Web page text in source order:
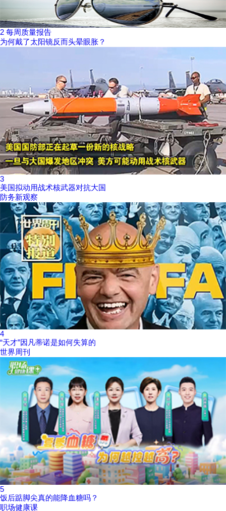
2 每周质量报告
为何戴了太阳镜反而头晕眼胀？
3
美国拟动用战术核武器对抗大国
防务新观察
4
“天才”因凡蒂诺是如何失算的
世界周刊
5
饭后踮脚尖真的能降血糖吗？
职场健康课